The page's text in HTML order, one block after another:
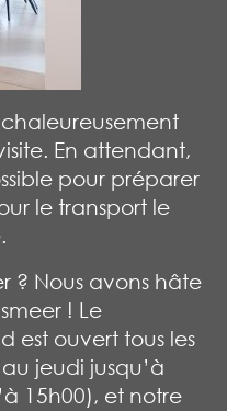
En attendant,
pour préparer
le transport le
? Nous avons hâte
! Le
est ouvert tous les
jeudi jusqu’à
15h00), et notre